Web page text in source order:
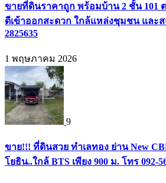
ขายที่ดินราคาถูก พร้อมบ้าน 2 ชั้น 101 ต
ดีเข้าออกสะดวก ใกล้แหล่งชุมชน และ
2825635
1 พฤษภาคม 2026
9
ขาย!!! ที่ดินสวย ทำเลทอง ย่าน New
โยธิน..ใกล้ BTS เพียง 900 ม. โทร 092-